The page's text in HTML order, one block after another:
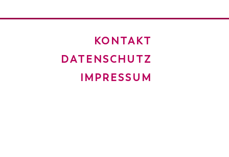
KONTAKT
DATENSCHUTZ
IMPRESSUM